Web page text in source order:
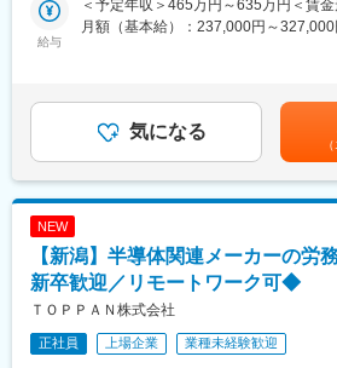
ルニッチトップ企業として掲載。当社
う当社にて、故障やトラブル時の修理
納品時の設置立会いや試運転をお任せ
場）から修理の依頼を受けたら、社有
メンテナンスを行います。
・機械の販売に伴う設置工事を行う際
安全管理、機械設置後の試運転／操作
＜取扱製品＞
岐に渡ります。
＜出張＞
日帰り出張が発生します。長期に渡る
す。また、多くは社用車を利用した直
＜夜間や休日の呼び出し＞
基本的にはございません。担当機械の
給与
＜予定年収＞465万円～635万円＜賃
月額（基本給）：237,000円～327,000
ンス手当（8,000円／月、2年目以降
回■賞与：年2回（昨年度実績5.0ヶ月
額であり、選考を通じて上下する可能
固定手当を含めた表記です。
気になる
NEW
【新潟】半導体関連メーカーの労
新卒歓迎／リモートワーク可◆
ＴＯＰＰＡＮ株式会社
正社員 上場企業 業種未経験歓迎